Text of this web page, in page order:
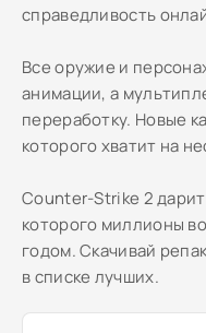
справедливость
Все оружие и
анимации, а
переработку. Новые
которого хватит на
Counter-Strike 2
которого миллионы
годом. Скачивай
в списке лучших.